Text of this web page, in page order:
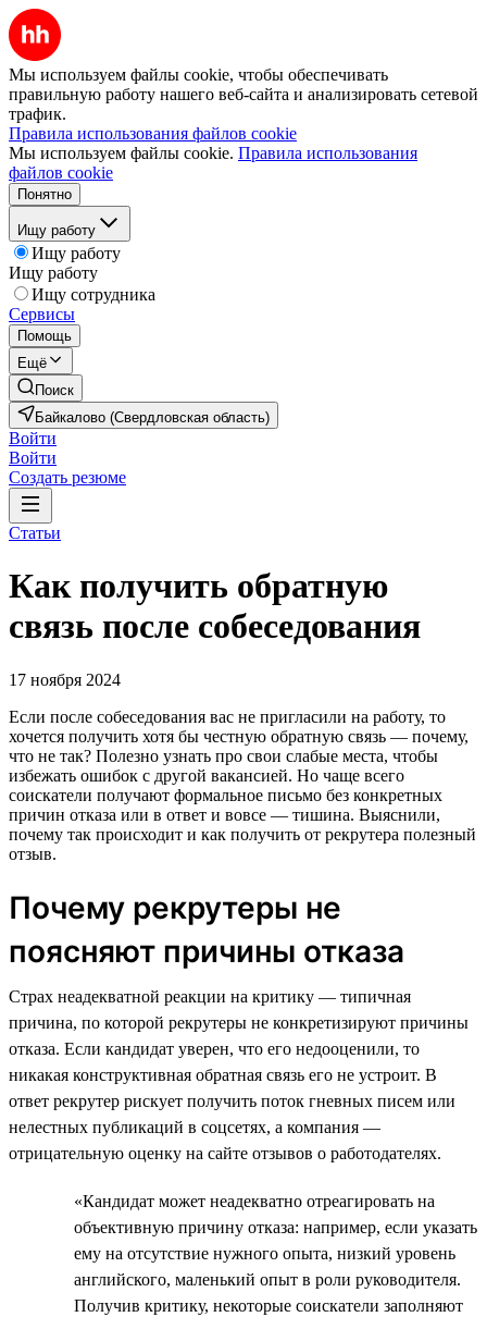
Мы используем файлы cookie, чтобы обеспечивать
правильную работу нашего веб-сайта и анализировать сетевой
трафик.
Правила использования файлов cookie
Мы используем файлы cookie. Правила использования
файлов cookie
Понятно
Ищу работу
Ищу работу
Ищу работу
Ищу сотрудника
Сервисы
Помощь
Ещё
Поиск
Байкалово (Свердловская область)
Войти
Войти
Создать резюме
Статьи
Как получить обратную
связь после собеседования
17 ноября 2024
Если после собеседования вас не пригласили на работу, то
хочется получить хотя бы честную обратную связь — почему,
что не так? Полезно узнать про свои слабые места, чтобы
избежать ошибок с другой вакансией. Но чаще всего
соискатели получают формальное письмо без конкретных
причин отказа или в ответ и вовсе — тишина. Выяснили,
почему так происходит и как получить от рекрутера полезный
отзыв.
Почему рекрутеры не
поясняют причины отказа
Страх неадекватной реакции на критику — типичная
причина, по которой рекрутеры не конкретизируют причины
отказа. Если кандидат уверен, что его недооценили, то
никакая конструктивная обратная связь его не устроит. В
ответ рекрутер рискует получить поток гневных писем или
нелестных публикаций в соцсетях, а компания —
отрицательную оценку на сайте отзывов о работодателях.
«Кандидат может неадекватно отреагировать на
объективную причину отказа: например, если указать
ему на отсутствие нужного опыта, низкий уровень
английского, маленький опыт в роли руководителя.
Получив критику, некоторые соискатели заполняют